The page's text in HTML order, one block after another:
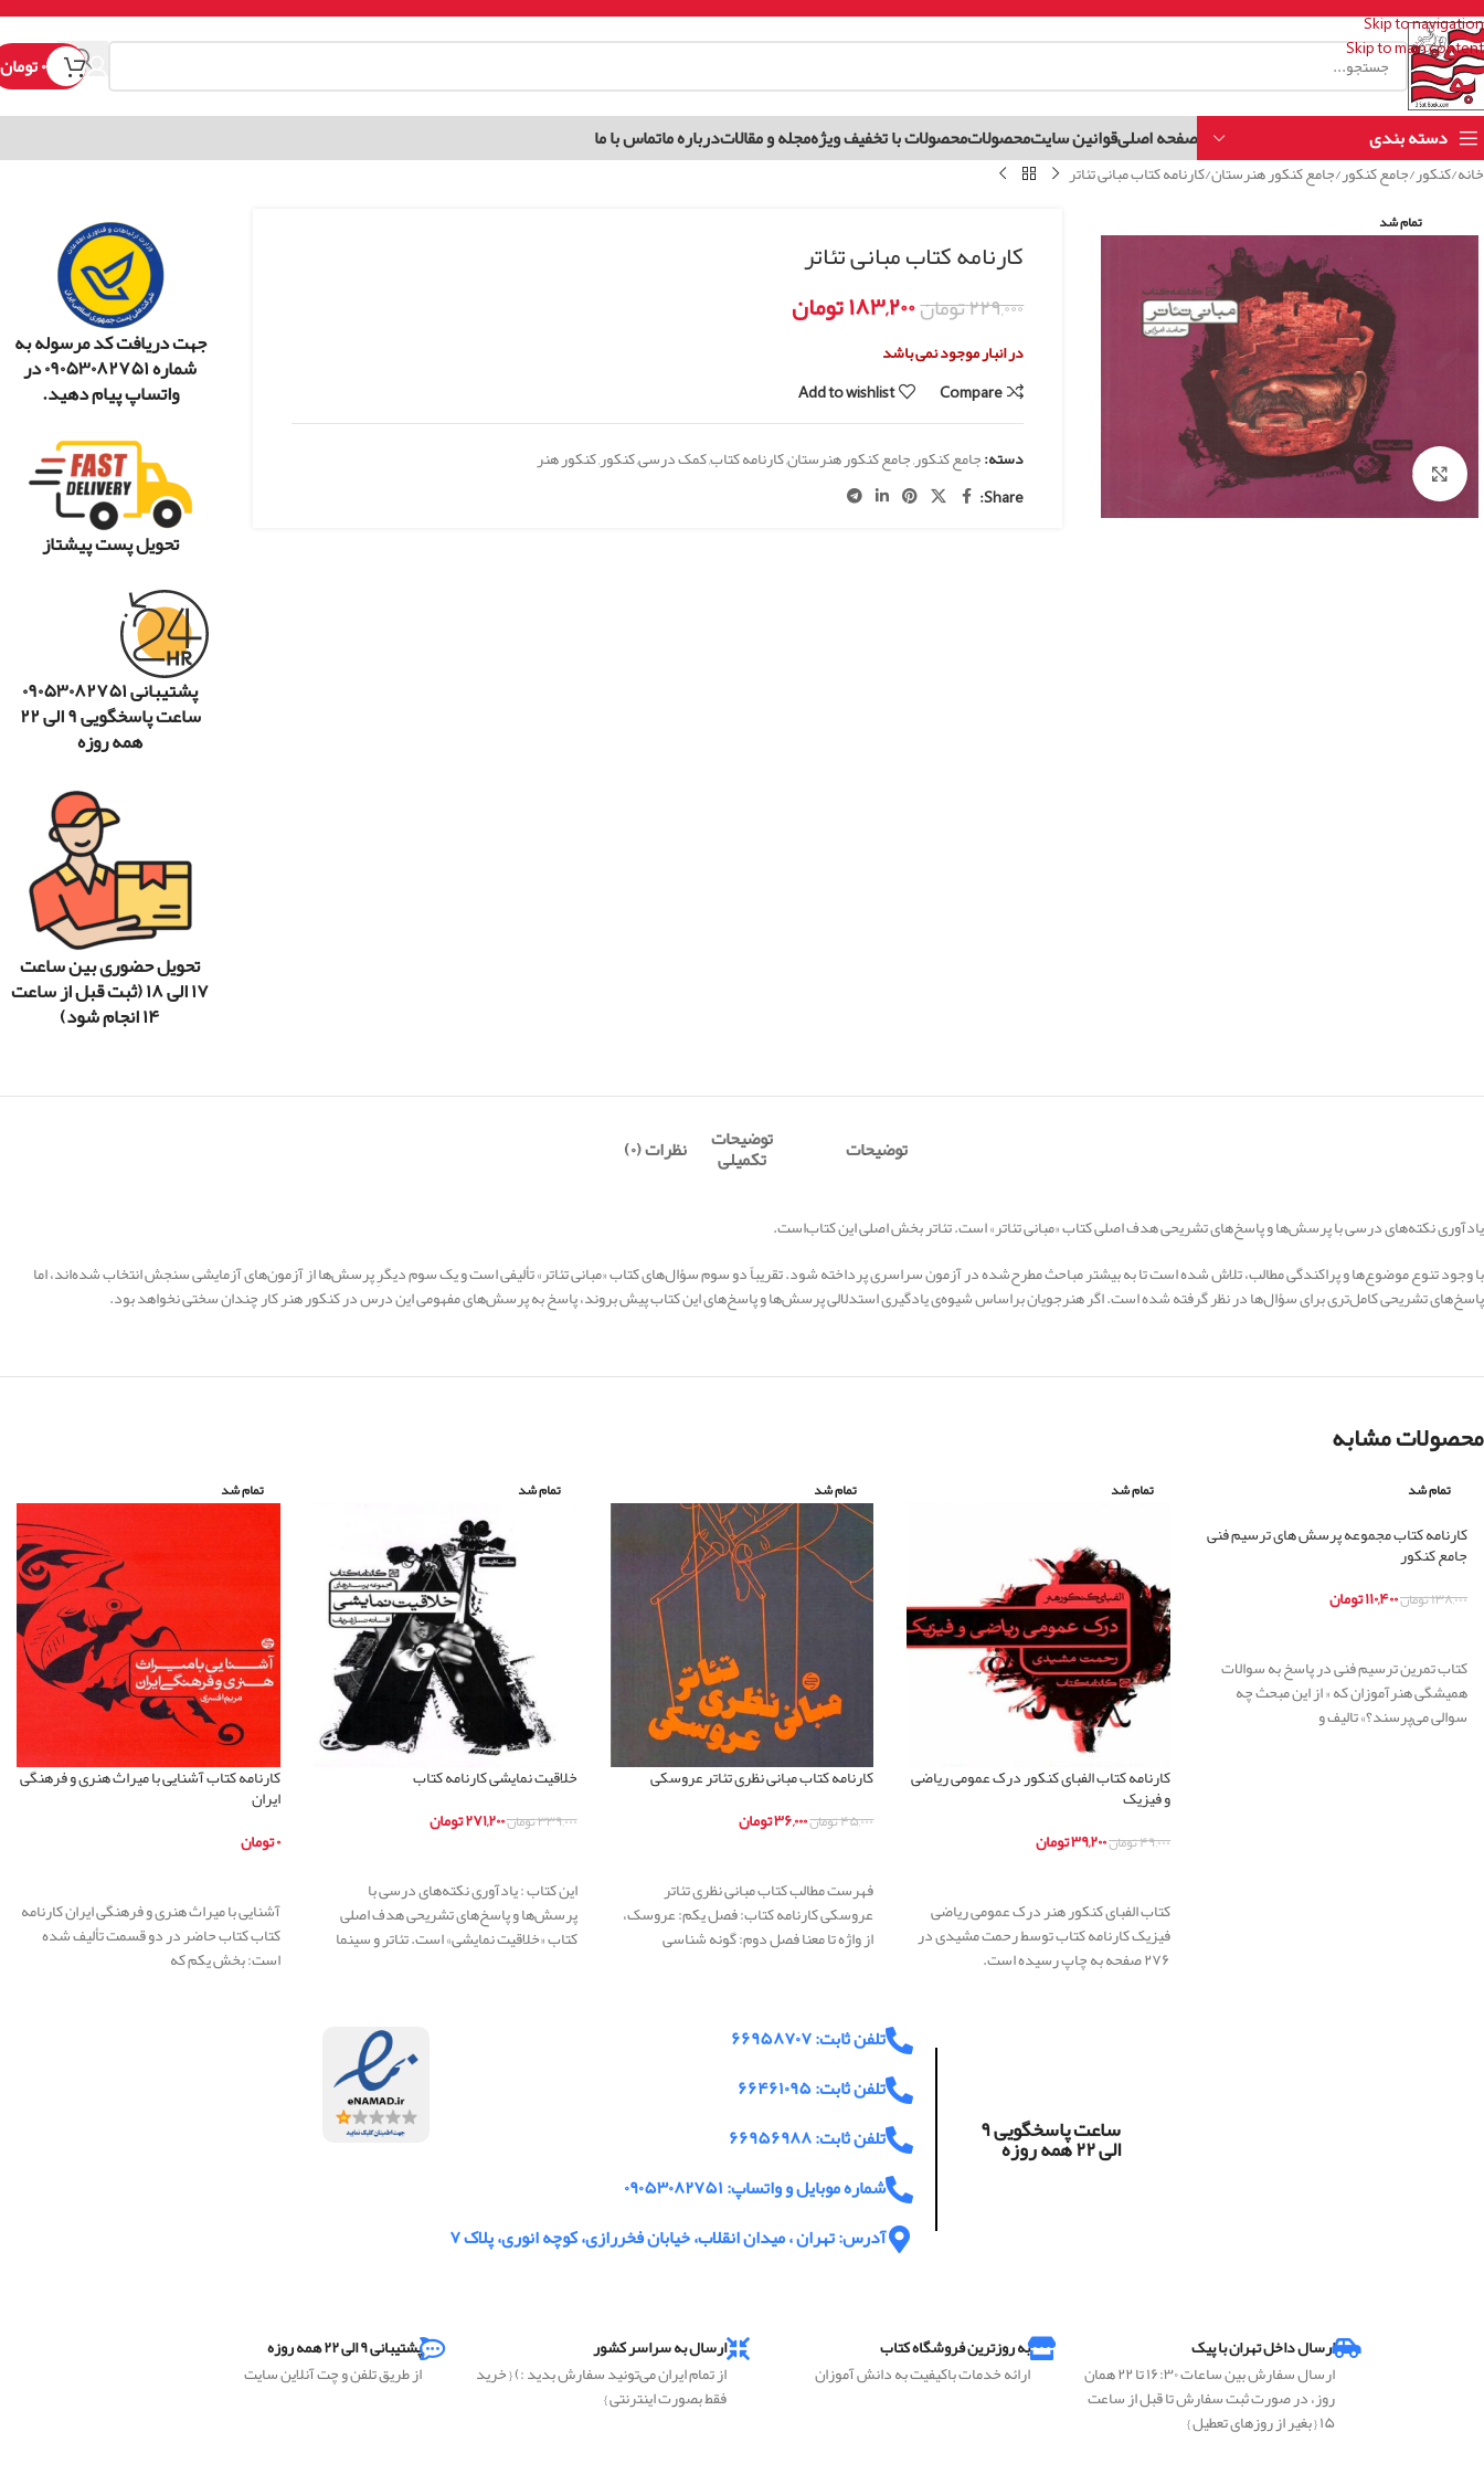
Skip to navigation
Skip to main content
۰تومان
دسته بندی صفحه اصلیقوانین سایتمحصولاتمحصولات با تخفیف ویژهمجله و مقالاتدرباره ماتماس با ما
خانه کنکور جامع کنکور جامع کنکور هنرستان کارنامه کتاب مبانی تئاتر
تمام شد
Click to enlarge
کارنامه کتاب مبانی تئاتر
۲۲۹,۰۰۰تومان۱۸۳,۲۰۰تومان
در انبار موجود نمی باشد
Compare
Add to wishlist
دسته:جامع کنکور,جامع کنکور هنرستان,کارنامه کتاب,کمک درسی,کنکور,کنکور هنر
Share:
جهت دریافت کد مرسوله به
شماره ۰۹۰۵۳۰۸۲۷۵۱ در
واتساپ پیام دهید.
تحویل پست پیشتاز
پشتیبانی ۰۹۰۵۳۰۸۲۷۵۱
ساعت پاسخگویی ۹ الی ۲۲
همه روزه
تحویل حضوری بین ساعت
۱۷ الی ۱۸ (ثبت قبل از ساعت
۱۴ انجام شود)
توضیحات توضیحات
تکمیلی نظرات (۰)
یادآوری نکته‌های درسی با پرسش‌ها و پاسخ‌های تشریحی هدف اصلی کتاب «مبانی تئاتر» است. تئاتر بخش اصلی این کتاب‌است.
با وجود تنوع موضوع‌ها و پراکندگی مطالب، تلاش شده است تا به بیشتر مباحث مطرح‌شده در آزمون سراسری پرداخته شود. تقریباً دو سوم سؤال‌های کتاب «مبانی تئاتر» تألیفی است و یک سوم دیگرِ پرسش‌ها از آزمون‌های آزمایشی سنجش انتخاب شده‌اند، اما
پاسخ‌های تشریحی کامل‌تری برای سؤال‌ها در نظر گرفته شده است. اگر هنرجویان براساس شیوه‌ی یادگیری استدلالی پرسش‌ها و پاسخ‌های این کتاب پیش بروند، پاسخ به پرسش‌های مفهومی این درس در کنکور هنر کار چندان سختی نخواهد بود.
محصولات مشابه
تمام شد
کارنامه کتاب مجموعه پرسش های ترسیم فنی
جامع کنکور
۱۳۸,۰۰۰تومان۱۱۰,۴۰۰تومان
کتاب تمرین ترسیم فنی در پاسخ به سوالات
همیشگی هنرآموزان که « از این مبحث چه
سوالی می‌پر‌سند؟» تالیف و
تمام شد
کارنامه کتاب الفبای کنکور درک عمومی ریاضی
و فیزیک
۴۹,۰۰۰تومان۳۹,۲۰۰تومان
کتاب الفبای کنکور هنر درک عمومی ریاضی
فیزیک کارنامه کتاب توسط رحمت مشیدی در
۲۷۶ صفحه به چاپ رسیده است.
تمام شد
کارنامه کتاب مبانی نظری تئاتر عروسکی
۴۵,۰۰۰تومان۳۶,۰۰۰تومان
فهرست مطالب کتاب مبانی نظری تئاتر
عروسکی کارنامه کتاب: فصل یکم: عروسک،
از واژه تا معنا فصل دوم: گونه شناسی
تمام شد
خلاقیت نمایشی کارنامه کتاب
۳۳۹,۰۰۰تومان۲۷۱,۲۰۰تومان
این کتاب : یادآوری نکته‌های درسی با
پرسش‌ها و پاسخ‌های تشریحی هدف اصلی
کتاب «خلاقیت نمایشی» است. تئاتر و سینما
تمام شد
کارنامه کتاب آشنایی با میراث هنری و فرهنگی
ایران
۰تومان
آشنایی با میراث هنری و فرهنگی ایران کارنامه
کتاب کتاب حاضر در دو قسمت تألیف شده
است: بخش یکم که
ساعت پاسخگویی ۹ الی ۲۲ همه روزه
تلفن ثابت: ۶۶۹۵۸۷۰۷
تلفن ثابت: ۶۶۴۶۱۰۹۵
تلفن ثابت: ۶۶۹۵۶۹۸۸
شماره موبایل و واتساپ: ۰۹۰۵۳۰۸۲۷۵۱
آدرس: تهران ، میدان انقلاب، خیابان فخررازی، کوچه انوری، پلاک ۷
ارسال داخل تهران با پیک
ارسال سفارش بین ساعات ۱۶:۳۰ تا ۲۲ همان
روز، در صورت ثبت سفارش تا قبل از ساعت
۱۵ { بغیر از روزهای تعطیل }
به روزترین فروشگاه کتاب
ارائه خدمات باکیفیت به دانش آموزان
ارسال به سراسر کشور
از تمام ایران می‌تونید سفارش بدید :) { خرید
فقط بصورت اینترنتی }
پشتیبانی ۹ الی ۲۲ همه روزه
از طریق تلفن و چت آنلاین سایت